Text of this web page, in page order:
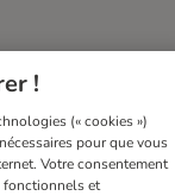
!
(« cookies »)
pour que vous
Votre consentement
fonctionnels et